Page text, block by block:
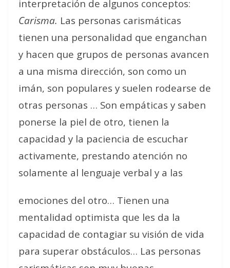
interpretación de algunos conceptos:
Carisma. Las personas carismáticas
tienen una personalidad que enganchan
y hacen que grupos de personas avancen
a una misma dirección, son como un
imán, son populares y suelen rodearse de
otras personas … Son empáticas y saben
ponerse la piel de otro, tienen la
capacidad y la paciencia de escuchar
activamente, prestando atención no
solamente al lenguaje verbal y a las
emociones del otro… Tienen una
mentalidad optimista que les da la
capacidad de contagiar su visión de vida
para superar obstáculos… Las personas